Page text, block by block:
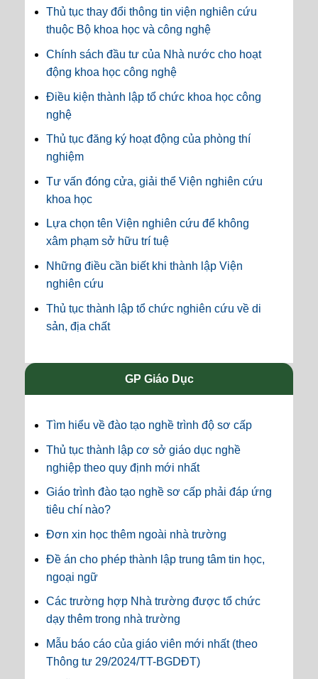
Thủ tục thay đổi thông tin viện nghiên cứu
thuộc Bộ khoa học và công nghệ
Chính sách đầu tư của Nhà nước cho hoạt
động khoa học công nghệ
Điều kiện thành lập tổ chức khoa học công
nghệ
Thủ tục đăng ký hoạt động của phòng thí
nghiệm
Tư vấn đóng cửa, giải thể Viện nghiên cứu
khoa học
Lựa chọn tên Viện nghiên cứu để không
xâm phạm sở hữu trí tuệ
Những điều cần biết khi thành lập Viện
nghiên cứu
Thủ tục thành lập tổ chức nghiên cứu về di
sản, địa chất
GP Giáo Dục
Tìm hiểu về đào tạo nghề trình độ sơ cấp
Thủ tục thành lập cơ sở giáo dục nghề
nghiệp theo quy định mới nhất
Giáo trình đào tạo nghề sơ cấp phải đáp ứng
tiêu chí nào?
Đơn xin học thêm ngoài nhà trường
Đề án cho phép thành lập trung tâm tin học,
ngoại ngữ
Các trường hợp Nhà trường được tổ chức
dạy thêm trong nhà trường
Mẫu báo cáo của giáo viên mới nhất (theo
Thông tư 29/2024/TT-BGDĐT)